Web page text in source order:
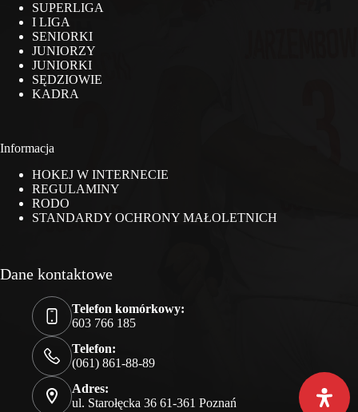
SUPERLIGA
I LIGA
SENIORKI
JUNIORZY
JUNIORKI
SĘDZIOWIE
KADRA
Informacja
HOKEJ W INTERNECIE
REGULAMINY
RODO
STANDARDY OCHRONY MAŁOLETNICH
Dane kontaktowe
Telefon komórkowy:
603 766 185
Telefon:
(061) 861-88-89
Adres:
ul. Starołęcka 36 61-361 Poznań